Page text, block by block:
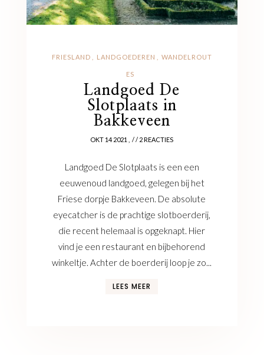
FRIESLAND LANDGOEDEREN WANDELROUT
ES
Landgoed De
Slotplaats in
Bakkeveen
OKT 14 2021 / / 2 REACTIES
Landgoed De Slotplaats is een een
eeuwenoud landgoed, gelegen bij het
Friese dorpje Bakkeveen. De absolute
eyecatcher is de prachtige slotboerderij,
die recent helemaal is opgeknapt. Hier
vind je een restaurant en bijbehorend
winkeltje. Achter de boerderij loop je zo...
LEES MEER